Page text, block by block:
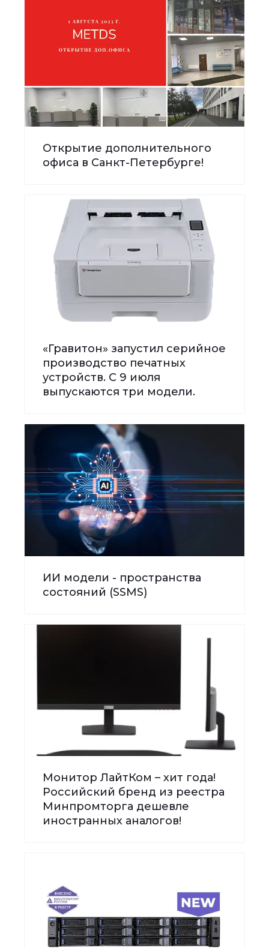
Открытие дополнительного
офиса в Санкт-Петербурге!
«Гравитон» запустил серийное
производство печатных
устройств. С 9 июля
выпускаются три модели.
ИИ модели - пространства
состояний (SSMS)
Монитор ЛайтКом – хит года!
Российский бренд из реестра
Минпромторга дешевле
иностранных аналогов!